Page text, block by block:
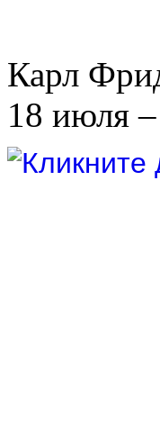
Карл
18 июля